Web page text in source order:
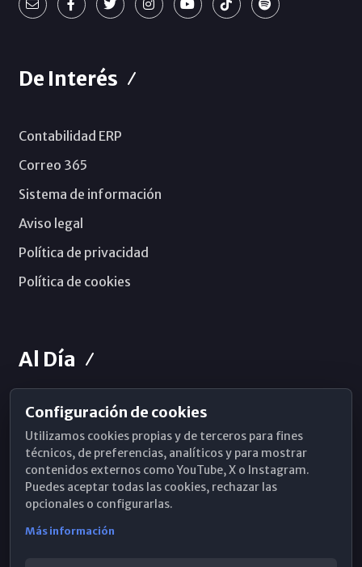
De Interés
Contabilidad ERP
Correo 365
Sistema de información
Aviso legal
Política de privacidad
Política de cookies
Al Día
Horarios de Misa
Hemeroteca
WhatsApp
Configuración de cookies
Utilizamos cookies propias y de terceros para fines
técnicos, de preferencias, analíticos y para mostrar
contenidos externos como YouTube, X o Instagram.
Puedes aceptar todas las cookies, rechazar las
opcionales o configurarlas.
Más información